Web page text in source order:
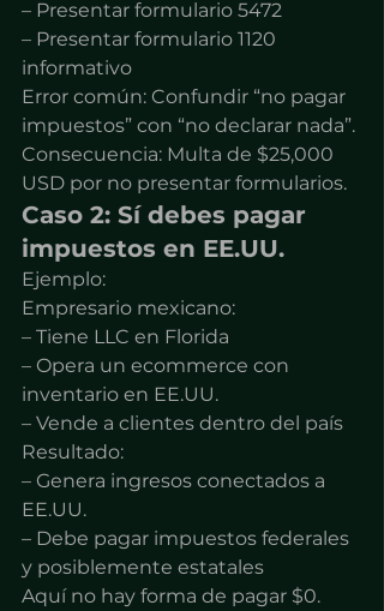
– Presentar formulario 5472
– Presentar formulario 1120
informativo
Error común: Confundir “no pagar
impuestos” con “no declarar nada”.
Consecuencia: Multa de $25,000
USD por no presentar formularios.
Caso 2: Sí debes pagar
impuestos en EE.UU.
Ejemplo:
Empresario mexicano:
– Tiene LLC en Florida
– Opera un ecommerce con
inventario en EE.UU.
– Vende a clientes dentro del país
Resultado:
– Genera ingresos conectados a
EE.UU.
– Debe pagar impuestos federales
y posiblemente estatales
Aquí no hay forma de pagar $0.